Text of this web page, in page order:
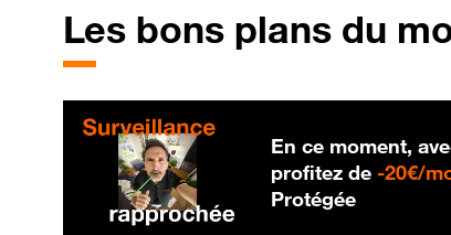
Les bons plans du
En ce moment,
profitez de -20€/
Protégée